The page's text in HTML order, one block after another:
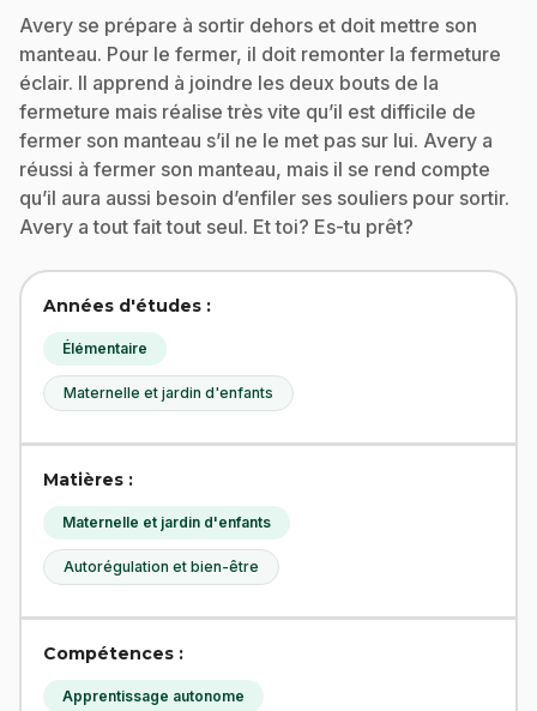
Avery se prépare à sortir dehors et doit mettre son
manteau. Pour le fermer, il doit remonter la fermeture
éclair. Il apprend à joindre les deux bouts de la
fermeture mais réalise très vite qu’il est difficile de
fermer son manteau s’il ne le met pas sur lui. Avery a
réussi à fermer son manteau, mais il se rend compte
qu’il aura aussi besoin d’enfiler ses souliers pour sortir.
Avery a tout fait tout seul. Et toi? Es-tu prêt?
Années d'études :
Élémentaire
Maternelle et jardin d'enfants
Matières :
Maternelle et jardin d'enfants
Autorégulation et bien-être
Compétences :
Apprentissage autonome